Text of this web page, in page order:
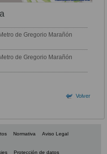
de Gregorio Marañón
de Gregorio Marañón
Volver
Normativa Aviso Legal
Protección de datos